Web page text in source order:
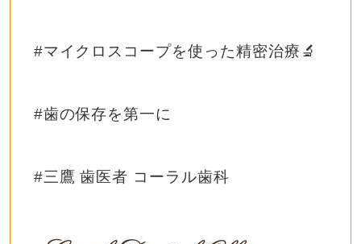
#マイクロスコープを使った精密治療🔬
#歯の保存を第一に
#三鷹 歯医者 コーラル歯科